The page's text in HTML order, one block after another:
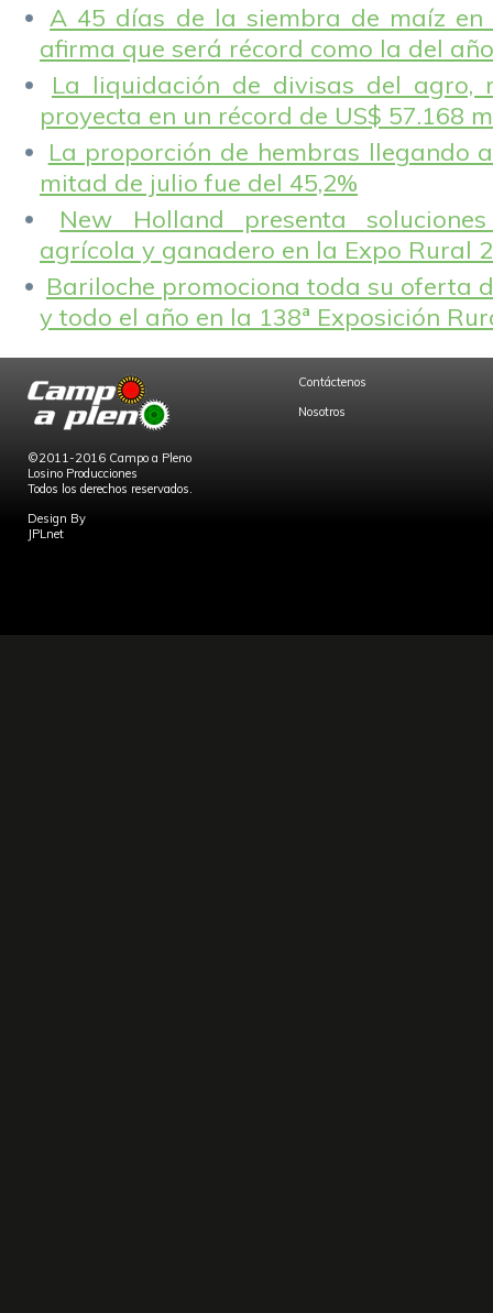
A 45 días de la siembra de maíz en
afirma que será récord como la del
La liquidación de divisas del agro,
proyecta en un récord de US$ 57.168
La proporción de hembras llegando
mitad de julio fue del 45,2%
New Holland presenta
agrícola y ganadero en la Expo Rural
Bariloche promociona toda su oferta
y todo el año en la 138ª Exposición
©2011-2016 Campo a Pleno
Losino Producciones
Todos los derechos reservados.
Design By
JPLnet
Contáctenos
Nosotros